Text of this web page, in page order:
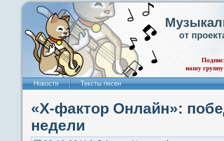
от
нашу
Новости Тексты песен
«Х-фактор Онлайн»:
недели